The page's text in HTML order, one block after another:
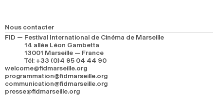
Nous contacter
FID — Festival International de Cinéma de Marseille
14 allée Léon Gambetta
13001 Marseille — France
Tél: +33 (0)4 95 04 44 90
welcome@fidmarseille.org
programmation@fidmarseille.org
communication@fidmarseille.org
presse@fidmarseille.org